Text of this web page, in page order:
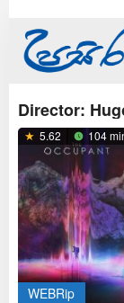
content
Director:
5.62 104
WEBRip